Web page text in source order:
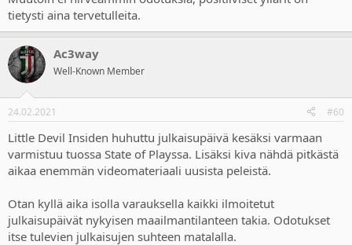
tietysti aina tervetulleita.
Ac3way
Well-Known Member
24.02.2021 #60
Little Devil Insiden huhuttu julkaisupäivä kesäksi varmaan
varmistuu tuossa State of Playssa. Lisäksi kiva nähdä pitkästä
aikaa enemmän videomateriaali uusista peleistä.
Otan kyllä aika isolla varauksella kaikki ilmoitetut
julkaisupäivät nykyisen maailmantilanteen takia. Odotukset
itse tulevien julkaisujen suhteen matalalla.